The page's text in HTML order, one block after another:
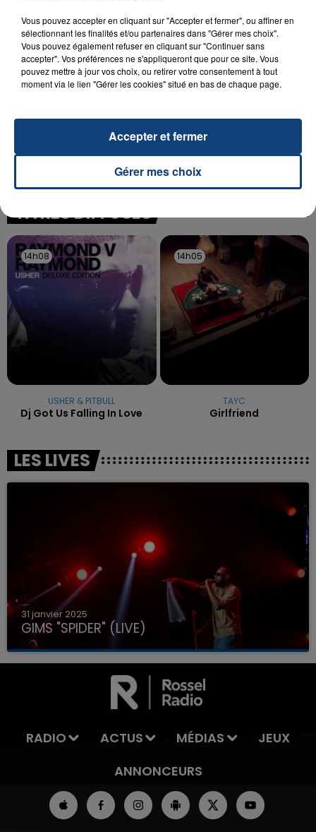
d'un liquide inflammable.
20 juillet 2026
UNE ADOLESCENTE DEVANT SE FAIRE
La famille a porté plainte contre la clinique qui a
reconnu sa responsabilité et présenté ses
TITRES DIFFUSÉS
14h08
14h08
USHER & PITBULL
Dj Got Us Falling In Love
14h05
14h05
TAYC
Girlfriend
LES LIVES
31 janvier 2025
GIMS "SPIDER" (LIVE)
RADIO ACTUS MÉDIAS
JEUX
ANNONCEURS
Vous pouvez accepter en cliquant sur "Accepter et fermer", ou affiner en
sélectionnant les finalités et/ou partenaires dans "Gérer mes choix".
Vous pouvez également refuser en cliquant sur "Continuer sans
accepter". Vos préférences ne s'appliqueront que pour ce site. Vous
pouvez mettre à jour vos choix, ou retirer votre consentement à tout
moment via le lien "Gérer les cookies" situé en bas de chaque page.
Gérer mes choix
Accepter et fermer